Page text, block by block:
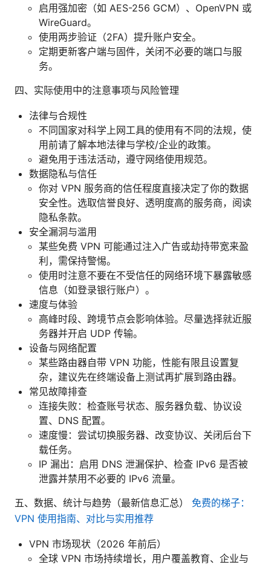
启用强加密（如 AES-256 GCM）、OpenVPN 或
WireGuard。
使用两步验证（2FA）提升账户安全。
定期更新客户端与固件，关闭不必要的端口与服
务。
四、实际使用中的注意事项与风险管理
法律与合规性
不同国家对科学上网工具的使用有不同的法规，使
用前请了解本地法律与学校/企业的政策。
避免用于违法活动，遵守网络使用规范。
数据隐私与信任
你对 VPN 服务商的信任程度直接决定了你的数据
安全性。选取信誉良好、透明度高的服务商，阅读
隐私条款。
安全漏洞与滥用
某些免费 VPN 可能通过注入广告或劫持带宽来盈
利，需保持警惕。
使用时注意不要在不受信任的网络环境下暴露敏感
信息（如登录银行账户）。
速度与体验
高峰时段、跨境节点会影响体验。尽量选择就近服
务器并开启 UDP 传输。
设备与网络配置
某些路由器自带 VPN 功能，性能有限且设置复
杂，建议先在终端设备上测试再扩展到路由器。
常见故障排查
连接失败：检查账号状态、服务器负载、协议设
置、DNS 配置。
速度慢：尝试切换服务器、改变协议、关闭后台下
载任务。
IP 漏出：启用 DNS 泄漏保护、检查 IPv6 是否被
泄露并禁用不必要的 IPv6 流量。
五、数据、统计与趋势（最新信息汇总） 免费的梯子：
VPN 使用指南、对比与实用推荐
VPN 市场现状（2026 年前后）
全球 VPN 市场持续增长，用户覆盖教育、企业与